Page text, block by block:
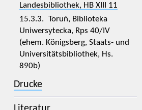
Landesbibliothek, HB XIII 11
15.3.3. Toruń, Biblioteka
Uniwersytecka, Rps 40/IV
(ehem. Königsberg, Staats- und
Universitätsbibliothek, Hs.
890b)
Drucke